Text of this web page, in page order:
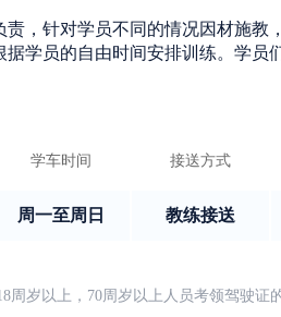
，针对学员不同的情况因材施教
学员的自由时间安排训练。学员
学车时间 接送方式
周一至周日 教练接送
岁以上，70周岁以上人员考领驾驶证